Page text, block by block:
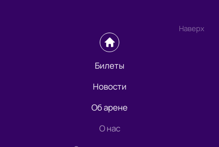
Наверх
Билеты
Новости
Об арене
О нас